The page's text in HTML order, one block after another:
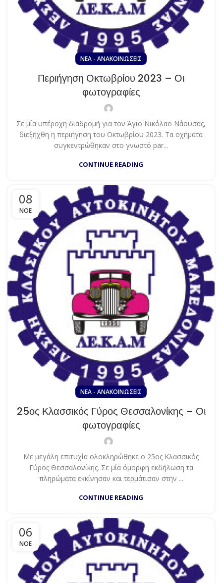
ΝΈΑ - ΑΝΑΚΟΙΝΏΣΕΙΣ
Περιήγηση Οκτωβρίου 2023 – Οι
φωτογραφίες
Σε μία υπέροχη διαδρομή για τον Άγιο Νικόλαο Νάουσας,
διεξήχθη η περιήγηση του Οκτωβρίου 2023. Τα οχήματα
συγκεντρώθηκαν στο γνωστό par...
CONTINUE READING
08
ΝΟΈ
ΝΈΑ - ΑΝΑΚΟΙΝΏΣΕΙΣ
25ος Κλασσικός Γύρος Θεσσαλονίκης – Οι
φωτογραφίες
Με μεγάλη επιτυχία ολοκληρώθηκε ο 25ος Κλασσικός
Γύρος Θεσσαλονίκης. Σε μία όμορφη εκδήλωση τα
πληρώματα εκκίνησαν και τερμάτισαν στην ...
CONTINUE READING
06
ΝΟΈ